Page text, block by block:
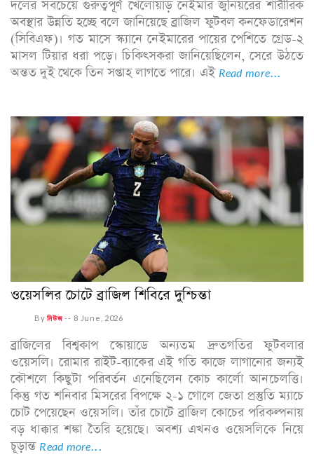
দলের সবচেয়ে গুরুত্বপূর্ণ খেলোয়াড় নেইমার জুনিয়রের শারীরিক
অবস্থার উন্নতি হচ্ছে বলে জানিয়েছে ব্রাজিল ফুটবল কনফেডারেশন
(সিবিএফ)। গত মাসে স্ক্যানে নেইমারের পায়ের পেশিতে গ্রেড-২
মাসল টিয়ার ধরা পড়ে। চিকিৎসকরা জানিয়েছিলেন, সেরে উঠতে
অন্তত দুই থেকে তিন সপ্তাহ লাগতে পারে। এই Read more...
ওয়েসলির চোটে ব্রাজিল শিবিরে দুশ্চিন্তা
Byনিউজ -- 8 June, 2026
ব্রাজিলের বিশ্বকাপ স্কোয়াডে অন্যতম দ্রুতগতির ফুটবলার
ওয়েসলি। রোমার রাইট-ব্যাকের এই গতি কাজে লাগানোর জন্যই
কৌশলে কিছুটা পরিবর্তন এনেছিলেন কোচ কার্লো আনচেলত্তি।
কিন্তু গত শনিবার মিসরের বিপক্ষে ২-১ গোলে জেতা প্রস্তুতি ম্যাচে
চোট পেয়েছেন ওয়েসলি। তাঁর চোটে ব্রাজিল কোচের পরিকল্পনায়
বড় ধাক্কার শঙ্কা তৈরি হয়েছে। অবশ্য এখনও ওয়েসলিকে নিয়ে
চূড়ান্ত Read more...